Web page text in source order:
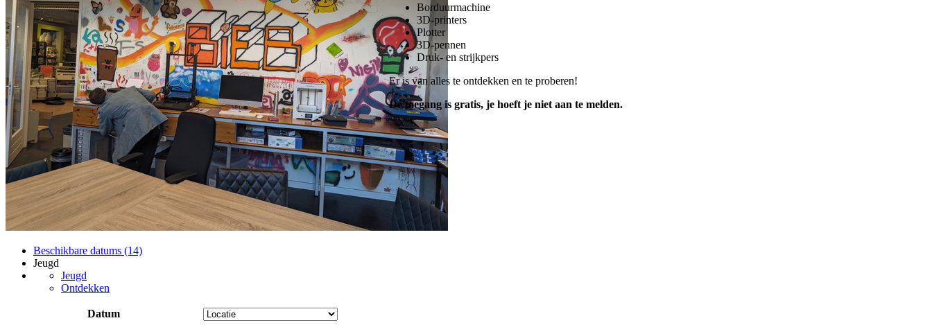
Beschikbare datums (14)
Jeugd
Jeugd
Ontdekken
Borduurmachine
3D-printers
Plotter
3D-pennen
Druk- en strijkpers
Er is van alles te ontdekken en te proberen!
De toegang is gratis, je hoeft je niet aan te melden.
Datum